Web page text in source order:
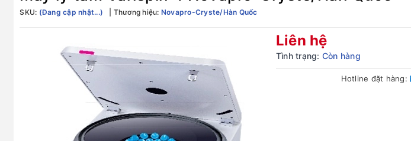
SKU: (Đang cập nhật...) Thương hiệu: Novapro-Cryste/Hàn Quốc
Liên hệ
Tình trạng: Còn hàng
Hotline đặt hàng: